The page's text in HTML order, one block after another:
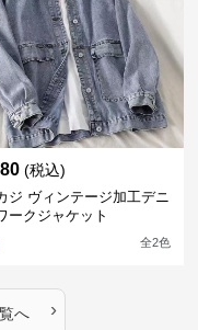
(税込)
ジ ヴィンテージ加工デニ
ークジャケット
全2色
へ ›